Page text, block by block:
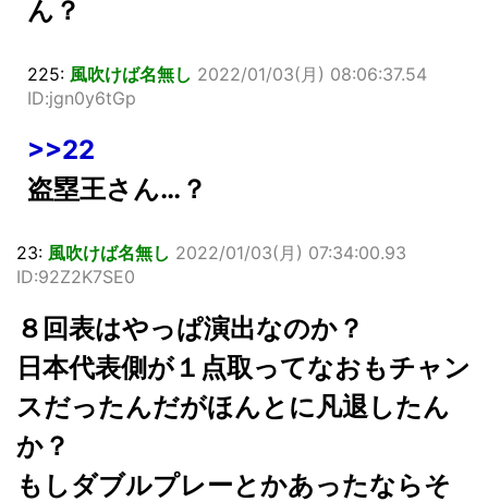
ん？
225: 風吹けば名無し 2022/01/03(月) 08:06:37.54
ID:jgn0y6tGp
>>22
盗塁王さん…？
23: 風吹けば名無し 2022/01/03(月) 07:34:00.93
ID:92Z2K7SE0
８回表はやっぱ演出なのか？
日本代表側が１点取ってなおもチャン
スだったんだがほんとに凡退したん
か？
もしダブルプレーとかあったならそ